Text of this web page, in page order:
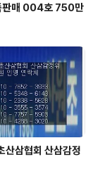
판매 004호 750만
산삼협회 산삼감정